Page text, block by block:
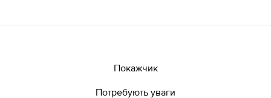
Покажчик
Потребують уваги